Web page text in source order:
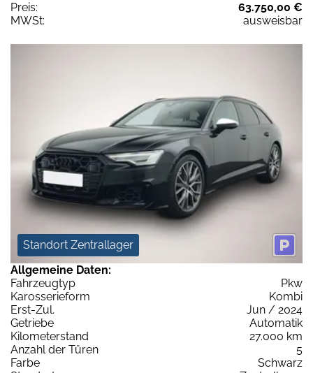
Preis:
63.750,00 €
MWSt:
ausweisbar
Standort Zentrallager
Allgemeine Daten:
Fahrzeugtyp
Pkw
Karosserieform
Kombi
Erst-Zul.
Jun / 2024
Getriebe
Automatik
Kilometerstand
27.000 km
Anzahl der Türen
5
Farbe
Schwarz